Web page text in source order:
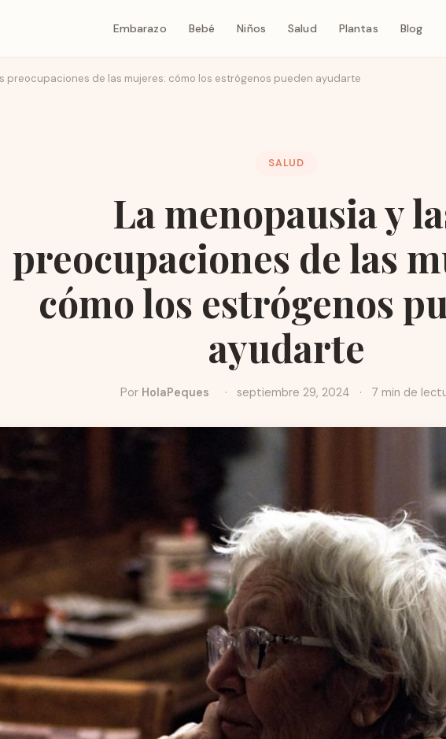
Embarazo Bebé Niños Salud Plantas Blog
preocupaciones de las mujeres: cómo los estrógenos pueden ayudarte
SALUD
La menopausia y
preocupaciones de las
cómo los estrógenos
ayudarte
Por HolaPeques · septiembre 29, 2024 · 7 min de